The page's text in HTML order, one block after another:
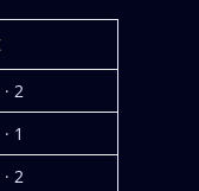
2
1
2